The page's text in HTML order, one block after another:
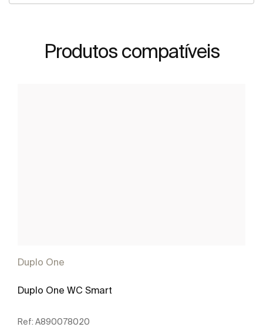
Produtos compatíveis
Duplo One
Duplo One WC Smart
Ref: A890078020